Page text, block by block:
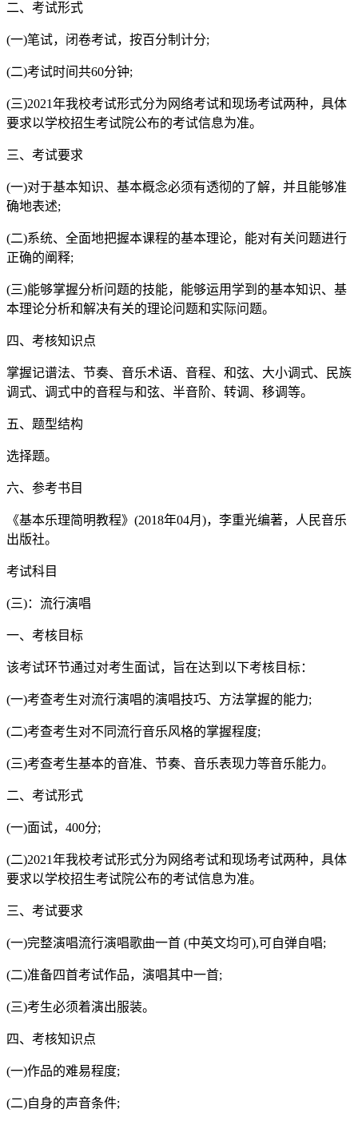
二、考试形式
(一)笔试，闭卷考试，按百分制计分;
(二)考试时间共60分钟;
(三)2021年我校考试形式分为网络考试和现场考试两种，具体
要求以学校招生考试院公布的考试信息为准。
三、考试要求
(一)对于基本知识、基本概念必须有透彻的了解，并且能够准
确地表述;
(二)系统、全面地把握本课程的基本理论，能对有关问题进行
正确的阐释;
(三)能够掌握分析问题的技能，能够运用学到的基本知识、基
本理论分析和解决有关的理论问题和实际问题。
四、考核知识点
掌握记谱法、节奏、音乐术语、音程、和弦、大小调式、民族
调式、调式中的音程与和弦、半音阶、转调、移调等。
五、题型结构
选择题。
六、参考书目
《基本乐理简明教程》(2018年04月)，李重光编著，人民音乐
出版社。
考试科目
(三)：流行演唱
一、考核目标
该考试环节通过对考生面试，旨在达到以下考核目标：
(一)考查考生对流行演唱的演唱技巧、方法掌握的能力;
(二)考查考生对不同流行音乐风格的掌握程度;
(三)考查考生基本的音准、节奏、音乐表现力等音乐能力。
二、考试形式
(一)面试，400分;
(二)2021年我校考试形式分为网络考试和现场考试两种，具体
要求以学校招生考试院公布的考试信息为准。
三、考试要求
(一)完整演唱流行演唱歌曲一首 (中英文均可),可自弹自唱;
(二)准备四首考试作品，演唱其中一首;
(三)考生必须着演出服装。
四、考核知识点
(一)作品的难易程度;
(二)自身的声音条件;